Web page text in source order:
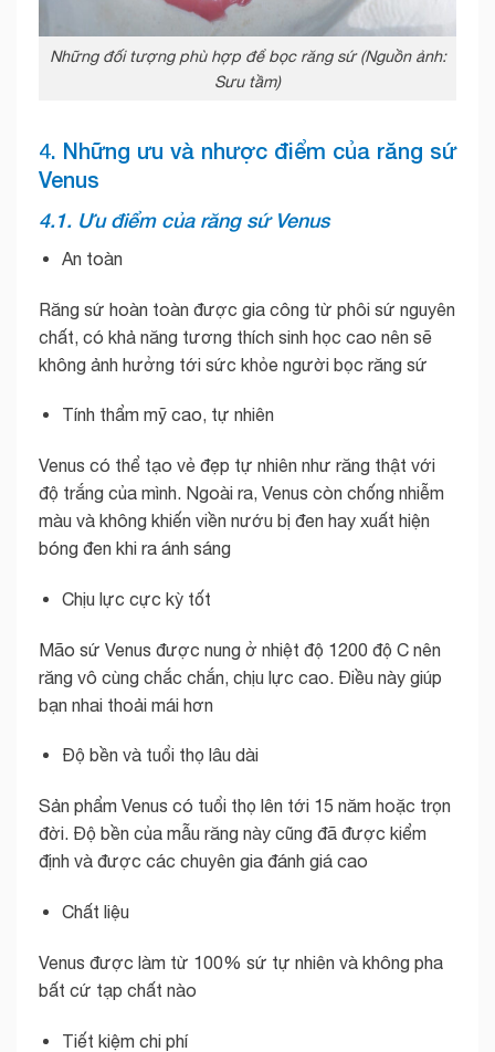
Những đối tượng phù hợp để bọc răng sứ (Nguồn ảnh:
Sưu tầm)
4. Những ưu và nhược điểm của răng sứ
Venus
4.1. Ưu điểm của răng sứ Venus
An toàn
Răng sứ hoàn toàn được gia công từ phôi sứ nguyên
chất, có khả năng tương thích sinh học cao nên sẽ
không ảnh hưởng tới sức khỏe người bọc răng sứ
Tính thẩm mỹ cao, tự nhiên
Venus có thể tạo vẻ đẹp tự nhiên như răng thật với
độ trắng của mình. Ngoài ra, Venus còn chống nhiễm
màu và không khiến viền nướu bị đen hay xuất hiện
bóng đen khi ra ánh sáng
Chịu lực cực kỳ tốt
Mão sứ Venus được nung ở nhiệt độ 1200 độ C nên
răng vô cùng chắc chắn, chịu lực cao. Điều này giúp
bạn nhai thoải mái hơn
Độ bền và tuổi thọ lâu dài
Sản phẩm Venus có tuổi thọ lên tới 15 năm hoặc trọn
đời. Độ bền của mẫu răng này cũng đã được kiểm
định và được các chuyên gia đánh giá cao
Chất liệu
Venus được làm từ 100% sứ tự nhiên và không pha
bất cứ tạp chất nào
Tiết kiệm chi phí